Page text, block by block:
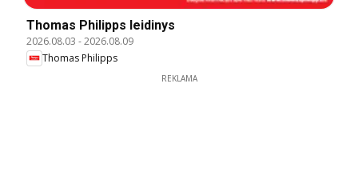
Thomas Philipps leidinys
2026.08.03 -2026.08.09
Thomas Philipps
REKLAMA